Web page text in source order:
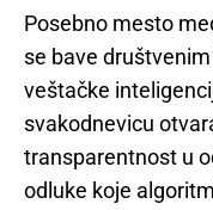
Posebno mesto
se bave
veštačke
svakodnevicu
transparentnost u
odluke koje